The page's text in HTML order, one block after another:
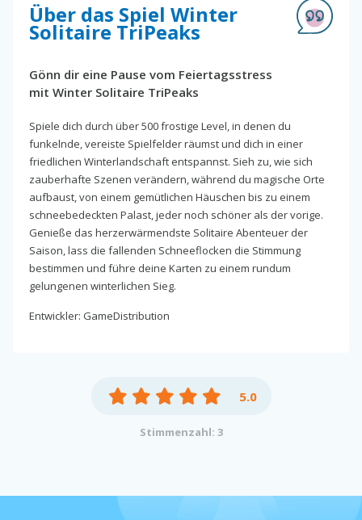
Über das Spiel Winter
Solitaire TriPeaks
Gönn dir eine Pause vom Feiertagsstress
mit Winter Solitaire TriPeaks
Spiele dich durch über 500 frostige Level, in denen du
funkelnde, vereiste Spielfelder räumst und dich in einer
friedlichen Winterlandschaft entspannst. Sieh zu, wie sich
zauberhafte Szenen verändern, während du magische Orte
aufbaust, von einem gemütlichen Häuschen bis zu einem
schneebedeckten Palast, jeder noch schöner als der vorige.
Genieße das herzerwärmendste Solitaire Abenteuer der
Saison, lass die fallenden Schneeflocken die Stimmung
bestimmen und führe deine Karten zu einem rundum
gelungenen winterlichen Sieg.
Entwickler: GameDistribution
5.0
Stimmenzahl: 3